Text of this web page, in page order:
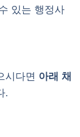
있는 행정사
시다면 아래 채
.